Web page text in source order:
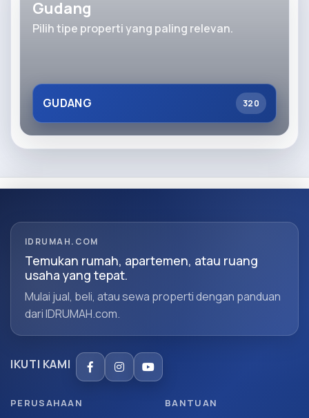
Gudang
Pilih tipe properti yang paling relevan.
GUDANG 320
IDRUMAH.COM
Temukan rumah, apartemen, atau ruang
usaha yang tepat.
Mulai jual, beli, atau sewa properti dengan panduan
dari IDRUMAH.com.
IKUTI KAMI
PERUSAHAAN BANTUAN